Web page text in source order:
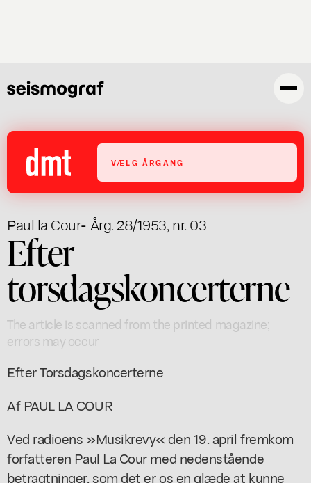
VÆLG ÅRGANG
Paul la Cour- Årg. 28/1953, nr. 03
Efter
torsdagskoncerterne
The article is scanned from the printed magazine;
errors may occur
Efter Torsdagskoncerterne
Af PAUL LA COUR
Ved radioens »Musikrevy« den 19. april fremkom
forfatteren Paul La Cour med nedenstående
betragtninger, som det er os en glæde at kunne